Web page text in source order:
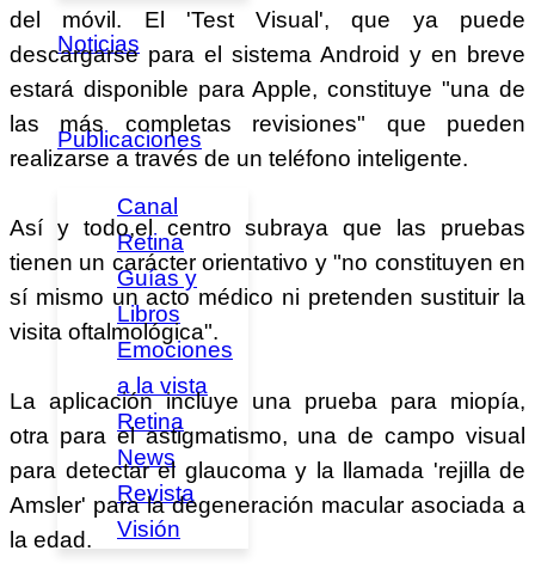
Noticias
Publicaciones
Canal
Retina
Guías y
Libros
Emociones
a la vista
Retina
News
Revista
Visión
del móvil. El 'Test Visual', que ya puede
descargarse para el sistema Android y en breve
estará disponible para Apple, constituye "una de
las más completas revisiones" que pueden
realizarse a través de un teléfono inteligente.
Así y todo,el centro subraya que las pruebas
tienen un carácter orientativo y "no constituyen en
sí mismo un acto médico ni pretenden sustituir la
visita oftalmológica".
La aplicación incluye una prueba para miopía,
otra para el astigmatismo, una de campo visual
para detectar el glaucoma y la llamada 'rejilla de
Amsler' para la degeneración macular asociada a
la edad.